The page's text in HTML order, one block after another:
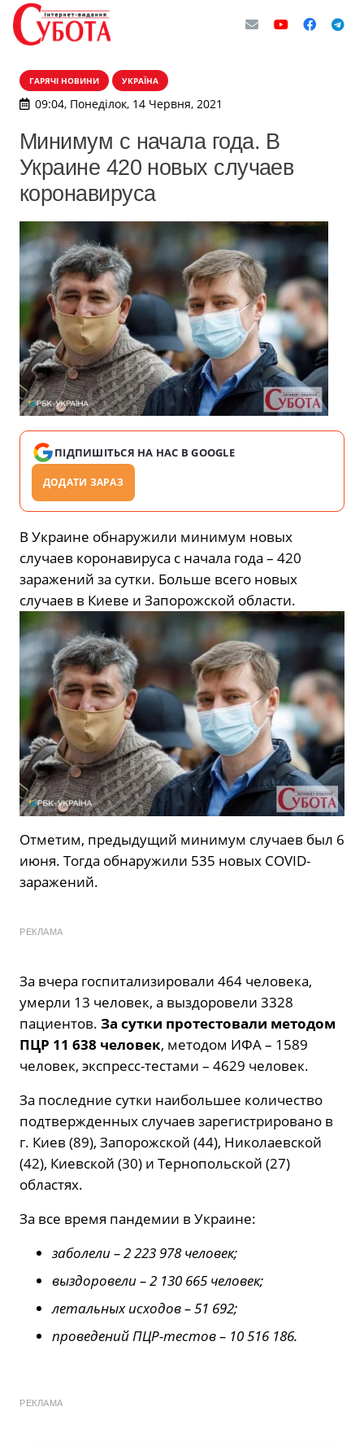
ГАРЯЧІ НОВИНИ УКРАЇНА
09:04, Понеділок, 14 Червня, 2021
Минимум с начала года. В
Украине 420 новых случаев
коронавируса
ПІДПИШІТЬСЯ НА НАС В GOOGLE
ДОДАТИ ЗАРАЗ
В Украине обнаружили минимум новых
случаев коронавируса с начала года – 420
заражений за сутки. Больше всего новых
случаев в Киеве и Запорожской области.
Отметим, предыдущий минимум случаев был 6
июня. Тогда обнаружили 535 новых COVID-
заражений.
РЕКЛАМА
За вчера госпитализировали 464 человека,
умерли 13 человек, а выздоровели 3328
пациентов. За сутки протестовали методом
ПЦР 11 638 человек, методом ИФА – 1589
человек, экспресс-тестами – 4629 человек.
За последние сутки наибольшее количество
подтвержденных случаев зарегистрировано в
г. Киев (89), Запорожской (44), Николаевской
(42), Киевской (30) и Тернопольской (27)
областях.
За все время пандемии в Украине:
заболели – 2 223 978 человек;
выздоровели – 2 130 665 человек;
летальных исходов – 51 692;
проведений ПЦР-тестов – 10 516 186.
РЕКЛАМА